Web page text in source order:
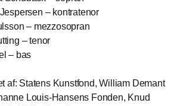
– kontratenor
– mezzosopran
– tenor
– bas
af: Statens Kunstfond, William Demant
Louis-Hansens Fonden, Knud